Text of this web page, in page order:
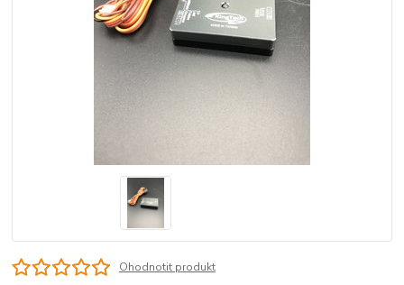
Ohodnotit produkt